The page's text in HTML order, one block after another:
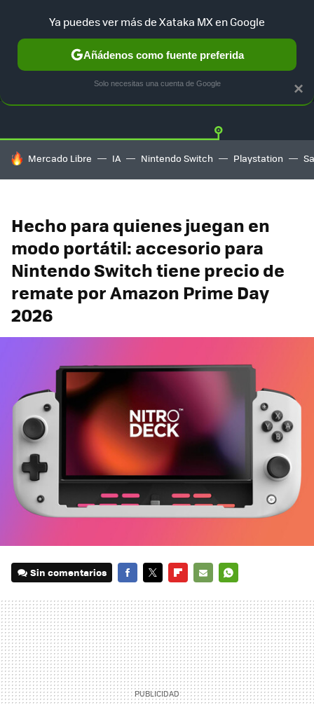
GUÍA DE COMPRAS MERCADO LIBRE
HOY SE HABLA DE
Mercado Libre IA Nintendo Switch Playstation
Hecho para quienes juegan en
modo portátil: accesorio para
Nintendo Switch tiene precio de
remate por Amazon Prime Day
2026
Sin comentarios
MAIL
×
Ya puedes ver más de Xataka MX en Google
Añádenos como fuente preferida
Solo necesitas una cuenta de Google